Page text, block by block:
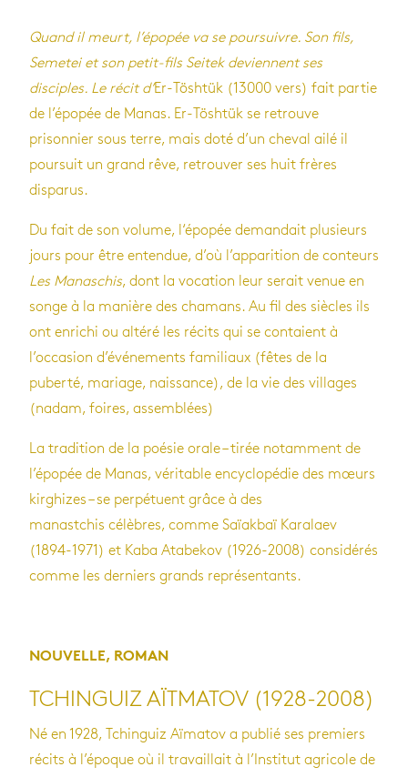
Quand il meurt, l’épopée va se poursuivre. Son fils,
Semetei et son petit-fils Seitek deviennent ses
disciples. Le récit d’Er-Töshtük (13000 vers) fait partie
de l’épopée de Manas. Er-Töshtük se retrouve
prisonnier sous terre, mais doté d’un cheval ailé il
poursuit un grand rêve, retrouver ses huit frères
disparus.
Du fait de son volume, l‘épopée demandait plusieurs
jours pour être entendue, d’où l’apparition de conteurs
Les Manaschis, dont la vocation leur serait venue en
songe à la manière des chamans. Au fil des siècles ils
ont enrichi ou altéré les récits qui se contaient à
l’occasion d’événements familiaux (fêtes de la
puberté, mariage, naissance), de la vie des villages
(nadam, foires, assemblées)
La tradition de la poésie orale – tirée notamment de
l’épopée de Manas, véritable encyclopédie des mœurs
kirghizes – se perpétuent grâce à des
manastchis célèbres, comme Saïakbaï Karalaev
(1894-1971) et Kaba Atabekov (1926-2008) considérés
comme les derniers grands représentants.
NOUVELLE, ROMAN
TCHINGUIZ AÏTMATOV (1928-2008)
Né en 1928, Tchinguiz Aïmatov a publié ses premiers
récits à l’époque où il travaillait à l’Institut agricole de